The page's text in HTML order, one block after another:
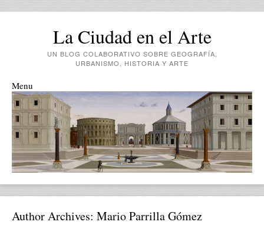
La Ciudad en el Arte
UN BLOG COLABORATIVO SOBRE GEOGRAFÍA,
URBANISMO, HISTORIA Y ARTE
Menu
Skip to content
Author Archives: Mario Parrilla Gómez